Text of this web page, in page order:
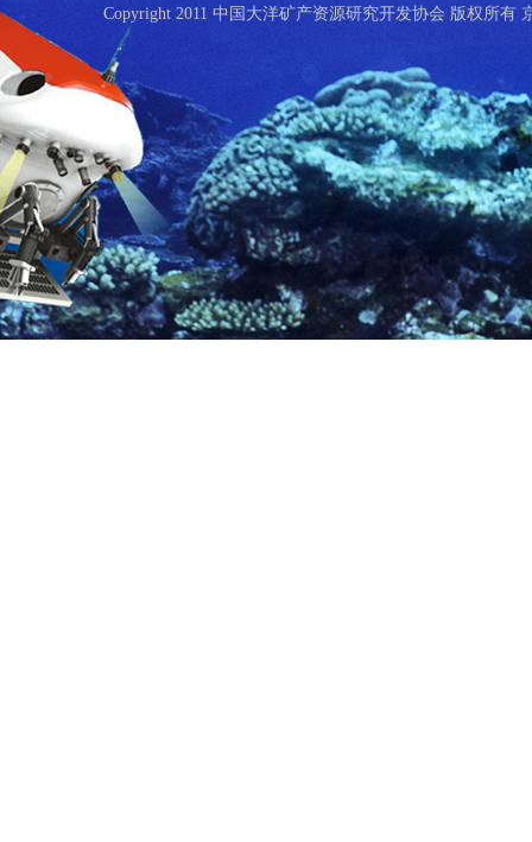
Copyright 2011 中国大洋矿产资源研究开发协会 版权所有